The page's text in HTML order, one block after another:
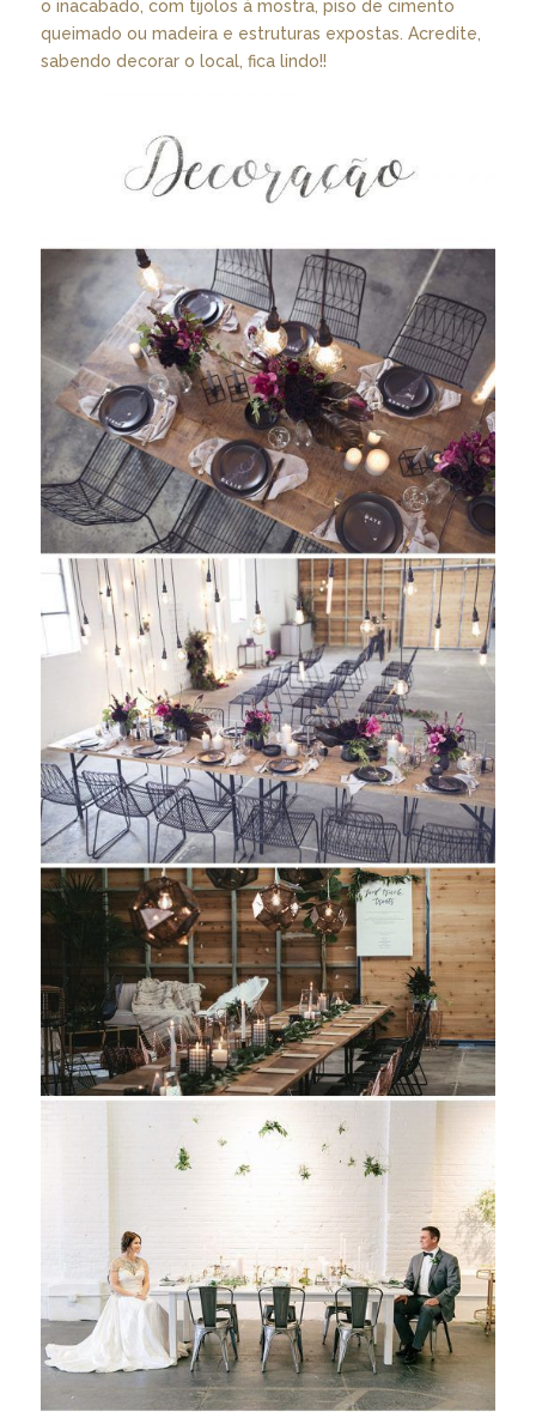
o inacabado, com tijolos à mostra, piso de cimento
queimado ou madeira e estruturas expostas. Acredite,
sabendo decorar o local, fica lindo!!